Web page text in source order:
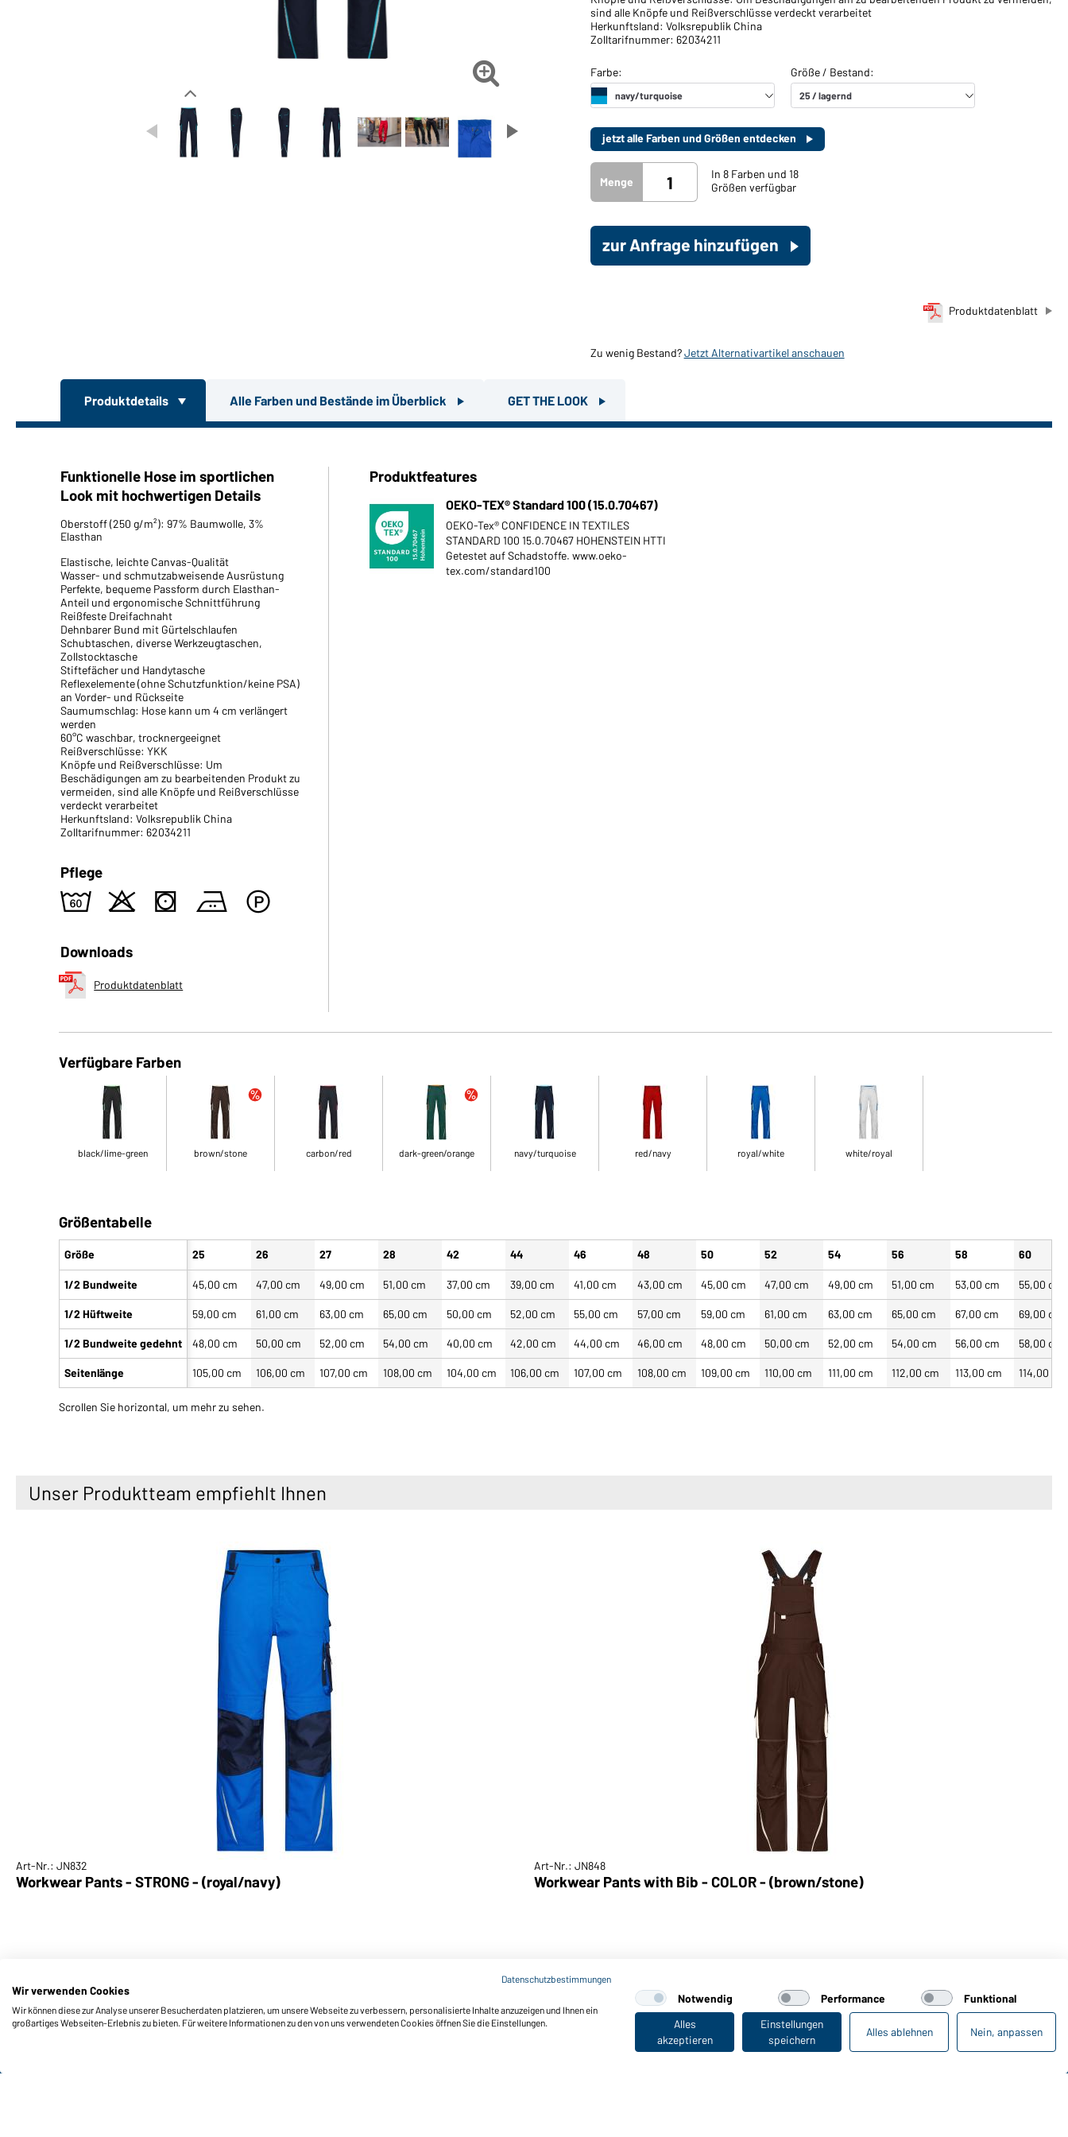

sind alle Knöpfe und Reißverschlüsse verdeckt verarbeitet
Herkunftsland: Volksrepublik China
Zolltarifnummer: 62034211
jetzt alle Farben und Größen entdecken
Menge
In 8 Farben und 18
Größen verfügbar
zur Anfrage hinzufügen
Produktdatenblatt
Zu wenig Bestand?Jetzt Alternativartikel anschauen
Produktdetails Alle Farben und Bestände im Überblick GET THE LOOK
Funktionelle Hose im sportlichen
Look mit hochwertigen Details
Oberstoff (250 g/m²): 97% Baumwolle, 3%
Elasthan
Elastische, leichte Canvas-Qualität
Wasser- und schmutzabweisende Ausrüstung
Perfekte, bequeme Passform durch Elasthan-
Anteil und ergonomische Schnittführung
Reißfeste Dreifachnaht
Dehnbarer Bund mit Gürtelschlaufen
Schubtaschen, diverse Werkzeugtaschen,
Zollstocktasche
Stiftefächer und Handytasche
Reflexelemente (ohne Schutzfunktion/keine PSA)
an Vorder- und Rückseite
Saumumschlag: Hose kann um 4 cm verlängert
werden
60°C waschbar, trocknergeeignet
Reißverschlüsse: YKK
Knöpfe und Reißverschlüsse: Um
Beschädigungen am zu bearbeitenden Produkt zu
vermeiden, sind alle Knöpfe und Reißverschlüsse
verdeckt verarbeitet
Herkunftsland: Volksrepublik China
Zolltarifnummer: 62034211
Pflege
4 o s b W
Downloads
Produktdatenblatt
Produktfeatures
OEKO-TEX® Standard 100 (15.0.70467)
OEKO-Tex® CONFIDENCE IN TEXTILES
STANDARD 100 15.0.70467 HOHENSTEIN HTTI
Getestet auf Schadstoffe. www.oeko-
tex.com/standard100
Verfügbare Farben
black/lime-green brown/stone carbon/red dark-green/orange navy/turquoise red/navy royal/white white/royal
Größentabelle
Größe
1/2 Bundweite
1/2 Hüftweite
1/2 Bundweite gedehnt
Seitenlänge
25 26 27 28 42 44 46 48 50 52 54 56 58 60
45,00 cm 47,00 cm 49,00 cm 51,00 cm 37,00 cm 39,00 cm 41,00 cm 43,00 cm 45,00 cm 47,00 cm 49,00 cm 51,00 cm 53,00 cm 55,00 cm
59,00 cm 61,00 cm 63,00 cm 65,00 cm 50,00 cm 52,00 cm 55,00 cm 57,00 cm 59,00 cm 61,00 cm 63,00 cm 65,00 cm 67,00 cm 69,00 cm
48,00 cm 50,00 cm 52,00 cm 54,00 cm 40,00 cm 42,00 cm 44,00 cm 46,00 cm 48,00 cm 50,00 cm 52,00 cm 54,00 cm 56,00 cm 58,00 cm
105,00 cm 106,00 cm 107,00 cm 108,00 cm 104,00 cm 106,00 cm 107,00 cm 108,00 cm 109,00 cm 110,00 cm 111,00 cm 112,00 cm 113,00 cm 114,00 cm
Scrollen Sie horizontal, um mehr zu sehen.
Unser Produktteam empfiehlt Ihnen
Art-Nr.: JN832
Workwear Pants - STRONG - (royal/navy)
Art-Nr.: JN848
Workwear Pants with Bib - COLOR - (brown/stone)
Zuletzt angesehen
Datenschutzbestimmungen
Wir verwenden Cookies
Wir können diese zur Analyse unserer Besucherdaten platzieren, um unsere Webseite zu verbessern, personalisierte Inhalte anzuzeigen und Ihnen ein
großartiges Webseiten-Erlebnis zu bieten. Für weitere Informationen zu den von uns verwendeten Cookies öffnen Sie die Einstellungen.
Notwendig Performance
Funktional
Alles
akzeptieren
Einstellungen
speichern
Alles ablehnen Nein, anpassen